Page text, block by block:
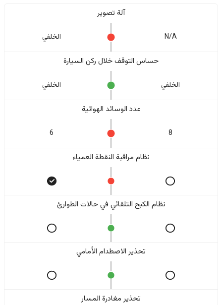
آلة تصوير
N/A الخلفي
حساس التوقف خلال ركن السيارة
الخلفي الخلفي
عدد الوسائد الهوائية
8
6
نظام مراقبة النقطة العمياء
نظام الكبح التلقائي في حالات الطوارئ
تحذير الاصطدام الأمامي
تحذير مغادرة المسار